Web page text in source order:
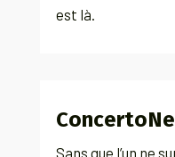
est là.
Sans que l’un ne